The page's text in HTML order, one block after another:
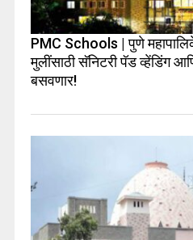
PMC Schools | पुणे
मुलींसाठी सॅनिटरी पॅड व्हेंडिंग
बसवणार!